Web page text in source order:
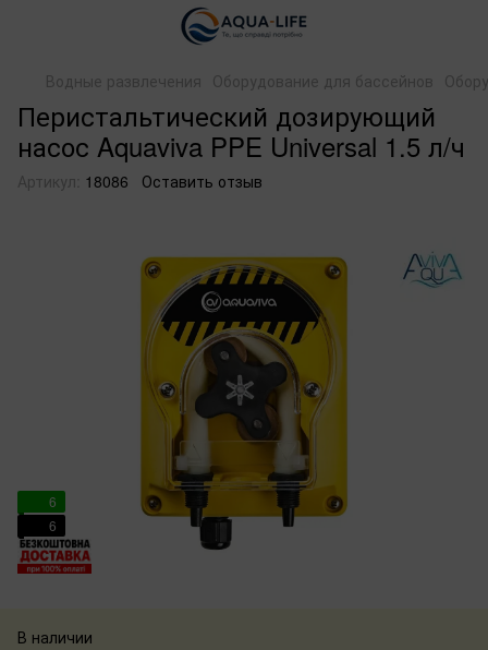
Водные развлечения Оборудование для бассейнов
Перистальтический дозирующий
насос Aquaviva PPE Universal 1.5 л/ч
Артикул: 18086 Оставить отзыв
6
6
В наличии